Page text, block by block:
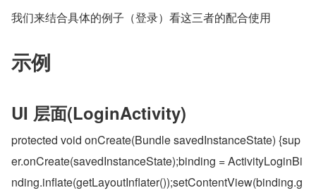
我们来结合具体的例子（登录）看这三者的配合使用
示例
UI 层面(LoginActivity)
protected void onCreate(Bundle savedInstanceState) {sup
er.onCreate(savedInstanceState);binding = ActivityLoginBi
nding.inflate(getLayoutInflater());setContentView(binding.g